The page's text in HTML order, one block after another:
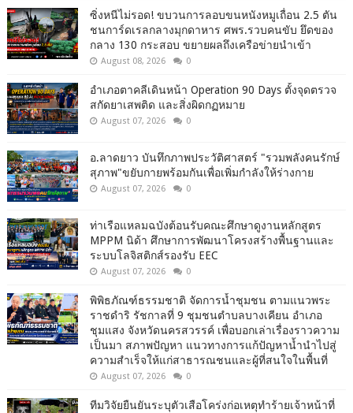
ซิ่งหนีไม่รอด! ขบวนการลอบขนหนังหมูเถื่อน 2.5 ตัน
ชนการ์ดเรลกลางมุกดาหาร ศพร.รวบคนขับ ยึดของ
กลาง 130 กระสอบ ขยายผลถึงเครือข่ายนำเข้า
August 08, 2026 0
อำเภอตาคลีเดินหน้า Operation 90 Days ตั้งจุดตรวจ
สกัดยาเสพติด และสิ่งผิดกฏหมาย
August 07, 2026 0
อ.ลาดยาว บันทึกภาพประวัติศาสตร์ "รวมพลังคนรักษ์
สุภาพ"ขยับกายพร้อมกันเพื่อเพิ่มกำลังให้ร่างกาย
August 07, 2026 0
ท่าเรือแหลมฉบังต้อนรับคณะศึกษาดูงานหลักสูตร
MPPM นิด้า ศึกษาการพัฒนาโครงสร้างพื้นฐานและ
ระบบโลจิสติกส์รองรับ EEC
August 07, 2026 0
พิพิธภัณฑ์ธรรมชาติ จัดการน้ำชุมชน ตามแนวพระ
ราชดำริ รัชกาลที่ 9 ชุมชนตำบลบางเคียน อำเภอ
ชุมแสง จังหวัดนครสวรรค์ เพื่อบอกเล่าเรื่องราวความ
เป็นมา สภาพปัญหา แนวทางการแก้ปัญหาน้ำนำไปสู่
ความสำเร็จให้แก่สาธารณชนและผู้ที่สนใจในพื้นที่
August 07, 2026 0
ทีมวิจัยยืนยันระบุตัวเสือโคร่งก่อเหตุทำร้ายเจ้าหน้าที่